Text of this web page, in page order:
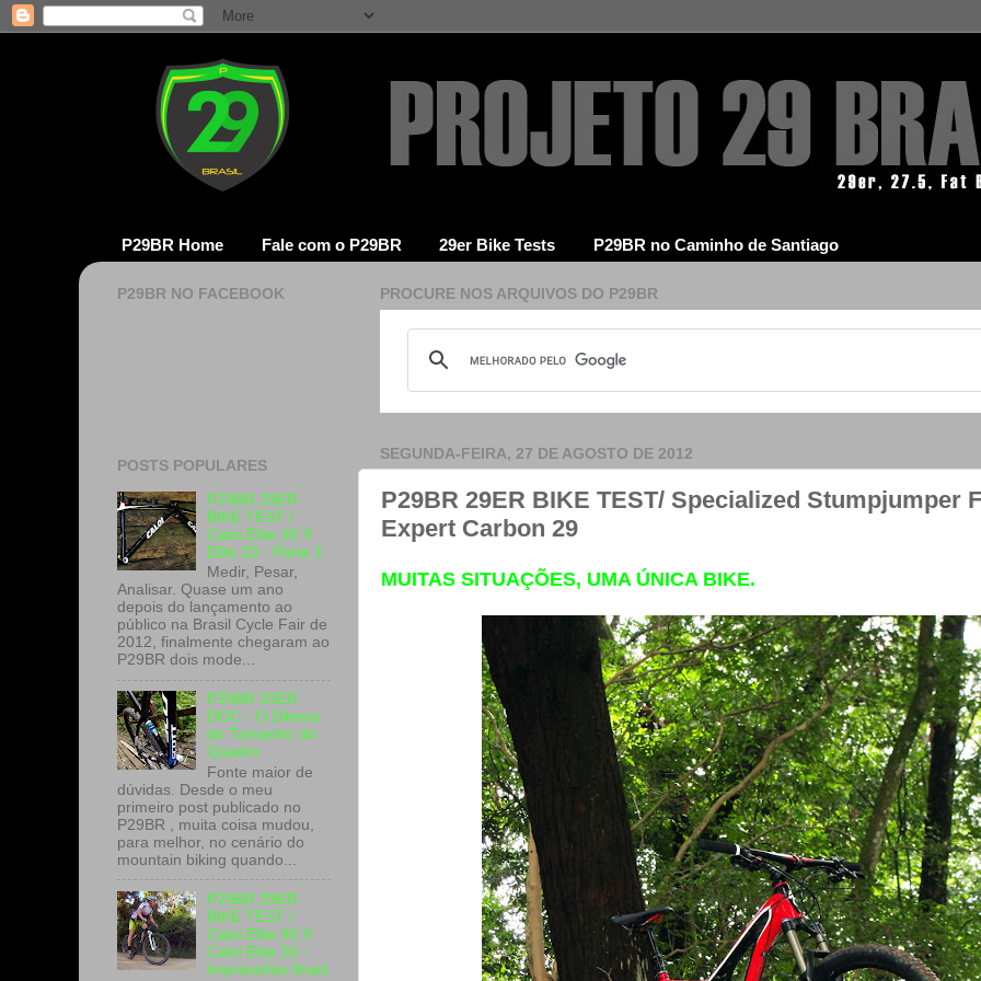
P29BR Home Fale com o P29BR 29er Bike Tests P29BR no Caminho de Santiago
PROCURE NOS ARQUIVOS DO P29BR
SEGUNDA-FEIRA, 27 DE AGOSTO DE 2012
P29BR 29ER BIKE TEST/ Specialized Stumpjumper
Expert Carbon 29
MUITAS SITUAÇÕES, UMA ÚNICA BIKE.
P29BR NO FACEBOOK
POSTS POPULARES
P29BR 29ER
BIKE TEST /
Caloi Elite 30 X
Elite 20 - Parte 1
Medir, Pesar,
Analisar. Quase um ano
depois do lançamento ao
público na Brasil Cycle Fair de
2012, finalmente chegaram ao
P29BR dois mode...
P29BR 29ER
DOC - O Dilema
do Tamanho do
Quadro
Fonte maior de
dúvidas. Desde o meu
primeiro post publicado no
P29BR , muita coisa mudou,
para melhor, no cenário do
mountain biking quando...
P29BR 29ER
BIKE TEST /
Caloi Elite 30 X
Caloi Elite 20 -
Impressões finais